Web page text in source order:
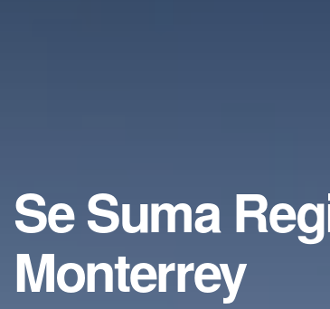
Se Suma
Monterrey